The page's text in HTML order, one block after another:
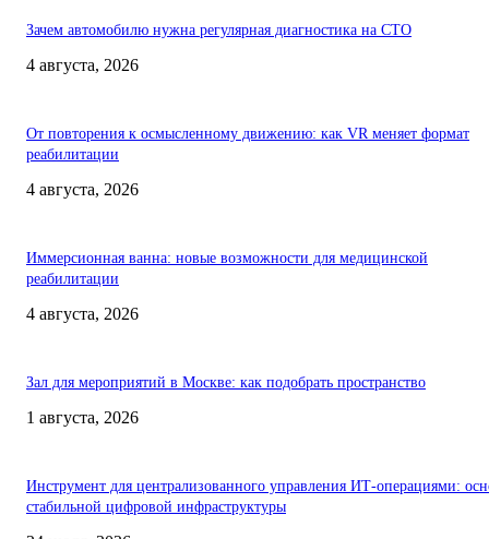
Зачем автомобилю нужна регулярная диагностика на СТО
4 августа, 2026
От повторения к осмысленному движению: как VR меняет формат
реабилитации
4 августа, 2026
Иммерсионная ванна: новые возможности для медицинской
реабилитации
4 августа, 2026
Зал для мероприятий в Москве: как подобрать пространство
1 августа, 2026
Инструмент для централизованного управления ИТ-операциями:
стабильной цифровой инфраструктуры